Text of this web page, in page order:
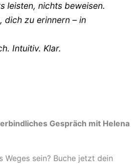
leisten, nichts beweisen.
dich zu erinnern – in
Intuitiv. Klar.
Gespräch mit Helena
Weges sein? Buche jetzt dein